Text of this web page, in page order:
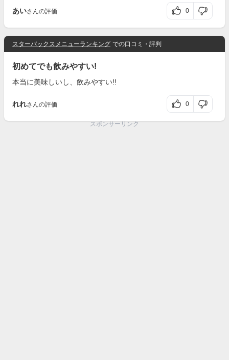
あいさんの評価 0
スターバックスメニューランキング での口コミ・評判
初めてでも飲みやすい!
本当に美味しいし、飲みやすい!!
れれさんの評価 0
スポンサーリンク